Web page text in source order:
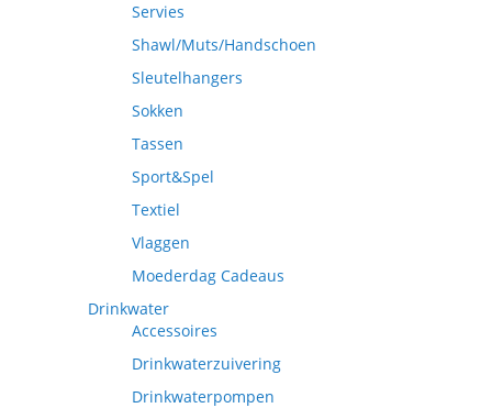
Servies
Shawl/Muts/Handschoen
Sleutelhangers
Sokken
Tassen
Sport&Spel
Textiel
Vlaggen
Moederdag Cadeaus
Drinkwater
Accessoires
Drinkwaterzuivering
Drinkwaterpompen